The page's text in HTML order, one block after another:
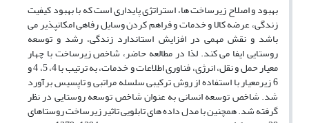
بهبود و اصلاح زیرساخت ها، استراتژی پایداری است که با بهبود کیفیت
زندگی، عرضه کالا و خدمات و فراهم کردن وسایل رفاهی امکانپذیر می
باشد و نقش مهمی در افزایش استاندارد زندگی، رشد و توسعه
روستایی ایفا می کند. لذا در مطالعه حاضر، شاخص زیرساخت با چهار
معیار حمل و نقل، انرژی، فناوری اطلاعات و خدمات، به ترتیب با 4، 5، 4 و
6 زیرمعیار با استفاده از روش ترکیبی سلسله مراتبی و تاپسیس برآورد
شد. شاخص توسعه انسانی به عنوان شاخص توسعه روستایی در نظر
گرفته شد. همچنین با مدل داده های تابلویی تاثیر زیرساخت روستاهای